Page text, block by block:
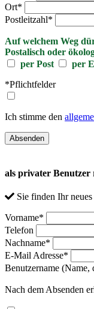
Ort*
Postleitzahl*
Auf welchem Weg
Postalisch oder
per Post
per
*Pflichtfelder
Ich stimme den
als privater Benutzer
Sie finden Ihr
Vorname*
Telefon
Nachname*
E-Mail Adresse*
Benutzername (Name,
Nach dem Absenden